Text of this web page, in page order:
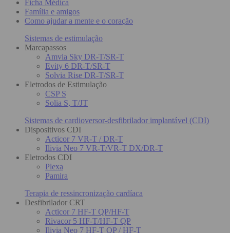
Ficha Médica
Família e amigos
Como ajudar a mente e o coração
Sistemas de estimulação
Marcapassos
Amvia Sky DR-T/SR-T
Evity 6 DR-T/SR-T
Solvia Rise DR-T/SR-T
Eletrodos de Estimulação
CSP S
Solia S, T/JT
Sistemas de cardioversor-desfibrilador implantável (CDI)
Dispositivos CDI
Acticor 7 VR-T / DR-T
Ilivia Neo 7 VR-T/VR-T DX/DR-T
Eletrodos CDI
Plexa
Pamira
Terapia de ressincronização cardíaca
Desfibrilador CRT
Acticor 7 HF-T QP/HF-T
Rivacor 5 HF-T/HF-T QP
Ilivia Neo 7 HF-T QP / HF-T